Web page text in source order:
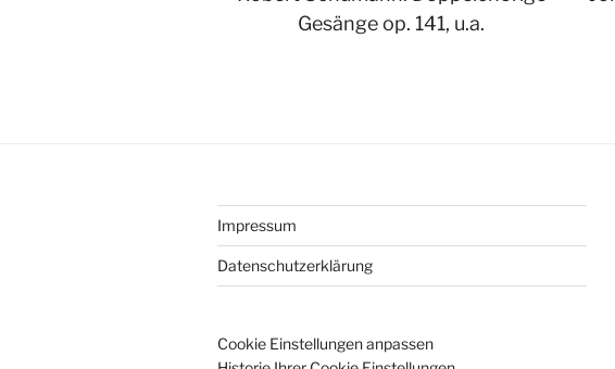
Gesänge op. 141, u.a.
Impressum
Datenschutzerklärung
Cookie Einstellungen anpassen